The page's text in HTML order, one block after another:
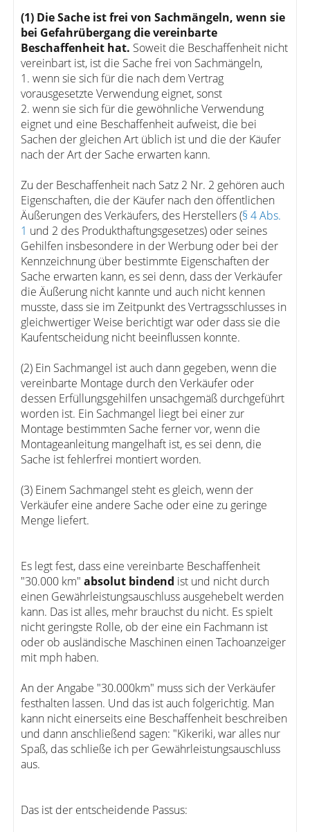
(1) Die Sache ist frei von Sachmängeln, wenn sie
bei Gefahrübergang die vereinbarte
Beschaffenheit hat. Soweit die Beschaffenheit nicht
vereinbart ist, ist die Sache frei von Sachmängeln,
1. wenn sie sich für die nach dem Vertrag
vorausgesetzte Verwendung eignet, sonst
2. wenn sie sich für die gewöhnliche Verwendung
eignet und eine Beschaffenheit aufweist, die bei
Sachen der gleichen Art üblich ist und die der Käufer
nach der Art der Sache erwarten kann.
Zu der Beschaffenheit nach Satz 2 Nr. 2 gehören auch
Eigenschaften, die der Käufer nach den öffentlichen
Äußerungen des Verkäufers, des Herstellers (§ 4 Abs.
1 und 2 des Produkthaftungsgesetzes) oder seines
Gehilfen insbesondere in der Werbung oder bei der
Kennzeichnung über bestimmte Eigenschaften der
Sache erwarten kann, es sei denn, dass der Verkäufer
die Äußerung nicht kannte und auch nicht kennen
musste, dass sie im Zeitpunkt des Vertragsschlusses in
gleichwertiger Weise berichtigt war oder dass sie die
Kaufentscheidung nicht beeinflussen konnte.
(2) Ein Sachmangel ist auch dann gegeben, wenn die
vereinbarte Montage durch den Verkäufer oder
dessen Erfüllungsgehilfen unsachgemäß durchgeführt
worden ist. Ein Sachmangel liegt bei einer zur
Montage bestimmten Sache ferner vor, wenn die
Montageanleitung mangelhaft ist, es sei denn, die
Sache ist fehlerfrei montiert worden.
(3) Einem Sachmangel steht es gleich, wenn der
Verkäufer eine andere Sache oder eine zu geringe
Menge liefert.
Es legt fest, dass eine vereinbarte Beschaffenheit
"30.000 km" absolut bindend ist und nicht durch
einen Gewährleistungsauschluss ausgehebelt werden
kann. Das ist alles, mehr brauchst du nicht. Es spielt
nicht geringste Rolle, ob der eine ein Fachmann ist
oder ob ausländische Maschinen einen Tachoanzeiger
mit mph haben.
An der Angabe "30.000km" muss sich der Verkäufer
festhalten lassen. Und das ist auch folgerichtig. Man
kann nicht einerseits eine Beschaffenheit beschreiben
und dann anschließend sagen: "Kikeriki, war alles nur
Spaß, das schließe ich per Gewährleistungsauschluss
aus.
Das ist der entscheidende Passus: